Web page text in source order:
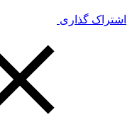
اشتراک گذاری